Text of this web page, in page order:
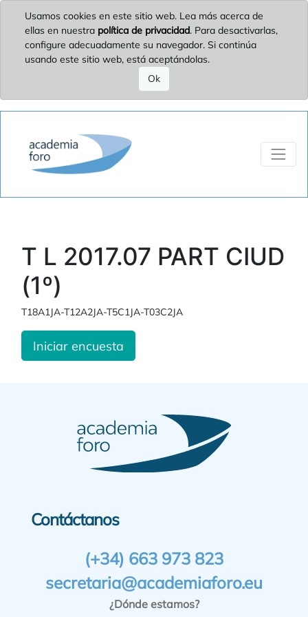
Usamos cookies en este sitio web. Lea más acerca de
ellas en nuestra política de privacidad. Para desactivarlas,
configure adecuadamente su navegador. Si continúa
usando este sitio web, está aceptándolas.
Ok
T L 2017.07 PART CIUD
(1º)
T18A1JA-T12A2JA-T5C1JA-T03C2JA
Iniciar encuesta
Contáctanos
(+34) 663 973 823
secretaria@academiaforo.eu
¿Dónde estamos?